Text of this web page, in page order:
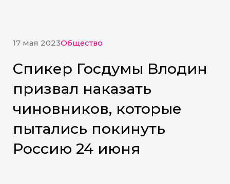
17 мая 2023Общество
Спикер Госдумы Влодин
призвал наказать
чиновников, которые
пытались покинуть
Россию 24 июня